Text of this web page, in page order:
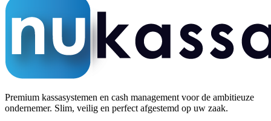
Premium kassasystemen en cash management voor de ambitieuze
ondernemer. Slim, veilig en perfect afgestemd op uw zaak.